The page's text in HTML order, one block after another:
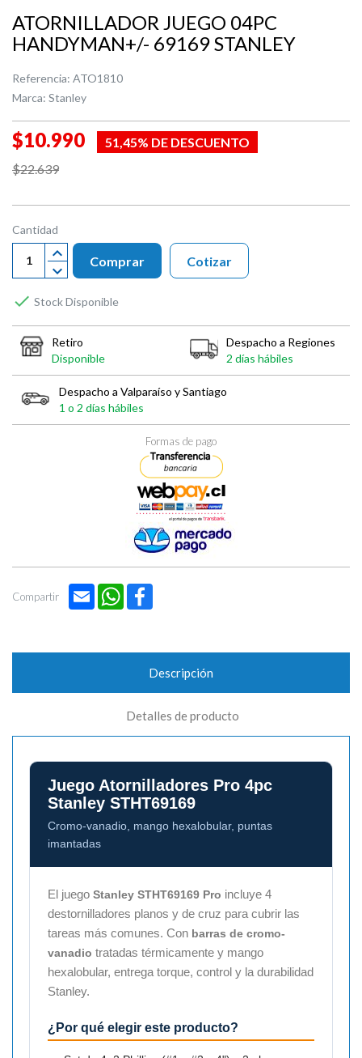
ATORNILLADOR JUEGO 04PC
HANDYMAN+/- 69169 STANLEY
Referencia: ATO1810
Marca: Stanley
$10.990
51,45% DE DESCUENTO
$22.639
Cantidad
Comprar
 Stock Disponible
Cotizar
Retiro
Disponible
Despacho a Regiones
2 días hábiles
Despacho a Valparaíso y Santiago
1 o 2 días hábiles
Formas de pago
Compartir Email WhatsApp
Descripción
Detalles de producto
Juego Atornilladores Pro 4pc
Stanley STHT69169
Cromo-vanadio, mango hexalobular, puntas
imantadas
El juego Stanley STHT69169 Pro incluye 4
destornilladores planos y de cruz para cubrir las
tareas más comunes. Con barras de cromo-
vanadio tratadas térmicamente y mango
hexalobular, entrega torque, control y la durabilidad
Stanley.
¿Por qué elegir este producto?